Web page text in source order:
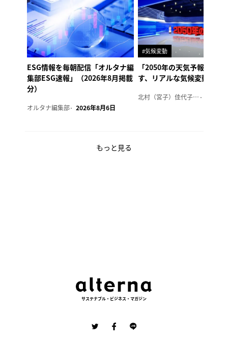
ESG情報を毎朝配信「オルタナ編
集部ESG速報」（2026年8月掲載
分）
オルタナ編集部 2026年8月6日
#気候変動
「2050年の天気予報 Ver.2
す、リアルな気候変動の影
北村（宮子）佳代子（オルタナ輪番編集長）
もっと見る
サステナブル・ビジネス・マガジン